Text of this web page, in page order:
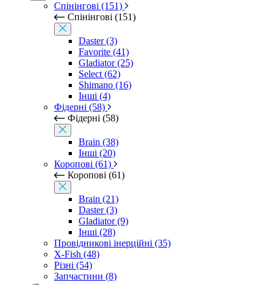
Спінінгові (151)
Спінінгові (151)
Daster (3)
Favorite (41)
Gladiator (25)
Select (62)
Shimano (16)
Інші (4)
Фідерні (58)
Фідерні (58)
Brain (38)
Інші (20)
Коропові (61)
Коропові (61)
Brain (21)
Daster (3)
Gladiator (9)
Інші (28)
Провідникові інерційні (35)
X-Fish (48)
Різні (54)
Запчастини (8)